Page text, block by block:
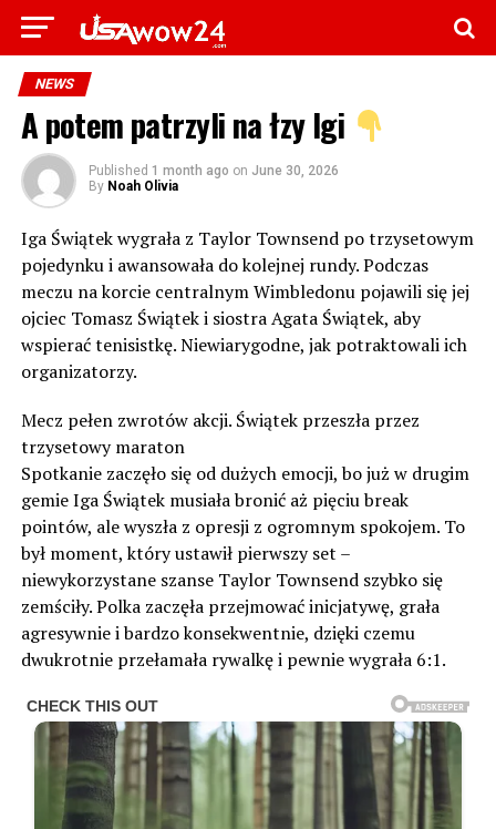
NEWS
A potem patrzyli na łzy Igi
Published 1 month ago on June 30, 2026
By Noah Olivia
Iga Świątek wygrała z Taylor Townsend po trzysetowym
pojedynku i awansowała do kolejnej rundy. Podczas
meczu na korcie centralnym Wimbledonu pojawili się jej
ojciec Tomasz Świątek i siostra Agata Świątek, aby
wspierać tenisistkę. Niewiarygodne, jak potraktowali ich
organizatorzy.
Mecz pełen zwrotów akcji. Świątek przeszła przez
trzysetowy maraton
Spotkanie zaczęło się od dużych emocji, bo już w drugim
gemie Iga Świątek musiała bronić aż pięciu break
pointów, ale wyszła z opresji z ogromnym spokojem. To
był moment, który ustawił pierwszy set –
niewykorzystane szanse Taylor Townsend szybko się
zemściły. Polka zaczęła przejmować inicjatywę, grała
agresywnie i bardzo konsekwentnie, dzięki czemu
dwukrotnie przełamała rywalkę i pewnie wygrała 6:1.